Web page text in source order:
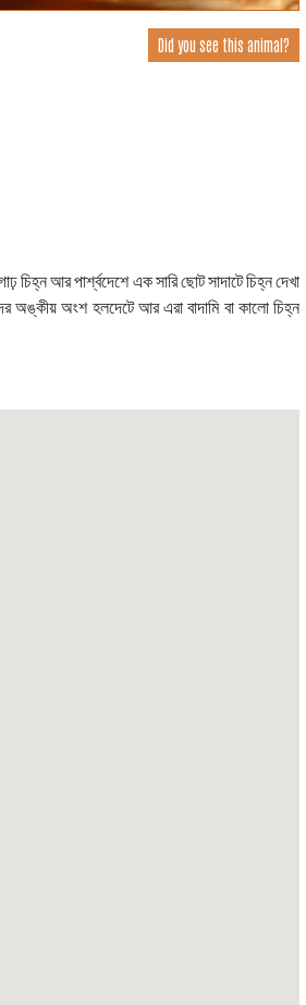
Did you see this animal?
আর পার্শ্বদেশে এক সারি ছোট সাদাটে চিহ্ন দেখা
অঙ্কীয় অংশ হলদেটে আর এরা বাদামি বা কালো চিহ্ন